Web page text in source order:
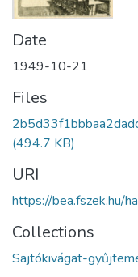
Date
1949-10-21
Files
(494.7 KB)
URI
https://bea.fszek.hu/
Collections
Sajtókivágat-